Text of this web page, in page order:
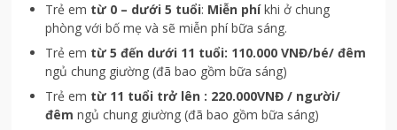
Trẻ em từ 0 – dưới 5 tuổi: Miễn phíkhi ở chung
phòng với bố mẹ và sẽ miễn phí bữa sáng.
Trẻ em từ 5 đến dưới 11 tuổi: 110.000 VNĐ/bé/ đêm
ngủ chung giường (đã bao gồm bữa sáng)
Trẻ em từ 11 tuổi trở lên : 220.000VNĐ / người/
đêm ngủ chung giường (đã bao gồm bữa sáng)